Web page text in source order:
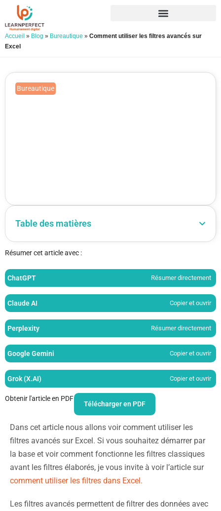
Accueil » Blog » Bureautique » Comment utiliser les filtres avancés sur
Excel
Bureautique
Table des matières
Résumer cet article avec :
ChatGPT Résumer directement
Claude AI Copier et ouvrir
Perplexity Résumer directement
Google Gemini Copier et ouvrir
Grok (X.AI) Copier et ouvrir
Obtenir l'article en PDF
Télécharger en PDF
Dans cet article nous allons voir comment utiliser les
filtres avancés sur Excel. Si vous souhaitez démarrer par
la base et voir comment fonctionne les filtres classiques
avant les filtres élaborés, je vous invite à voir l’article sur
comment utiliser les filtres dans Excel.
Les filtres avancés permettent de filtrer des données avec